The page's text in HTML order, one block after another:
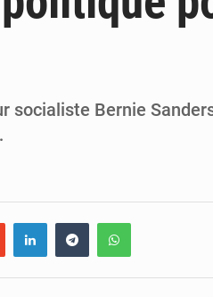
programme national pour valoriser les produits
socialiste Bernie